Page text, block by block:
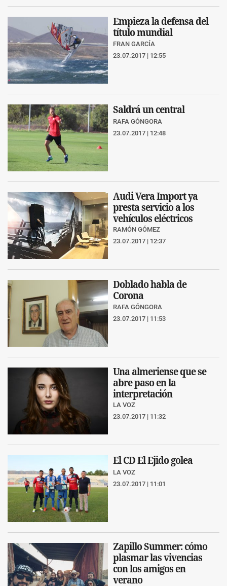
Empieza la defensa del
título mundial
FRAN GARCÍA
23.07.2017 | 12:55
Saldrá un central
RAFA GÓNGORA
23.07.2017 | 12:48
Audi Vera Import ya
presta servicio a los
vehículos eléctricos
RAMÓN GÓMEZ
23.07.2017 | 12:37
Doblado habla de
Corona
RAFA GÓNGORA
23.07.2017 | 11:53
Una almeriense que se
abre paso en la
interpretación
LA VOZ
23.07.2017 | 11:32
El CD El Ejido golea
LA VOZ
23.07.2017 | 11:01
Zapillo Summer: cómo
plasmar las vivencias
con los amigos en
verano